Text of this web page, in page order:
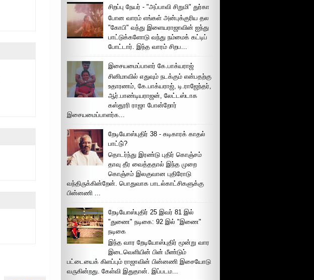
சிறப்பு நேயர் - "அப்பாவி சிறுமி" துர்கா
போன வாரம் எங்கள் அன்புக்குரிய தல
"கோபி" வந்து இளையராஜாவின் ஐந்து
பாட்டுக்களோடு வந்து நம்மைக் கட்டிப்
போட்டார். இந்த வாரம் சிறப...
இசையமைப்பாளர் கே.பாக்யராஜ்
சினிமாவில் எதுவும் நடக்கும் என்பதற்கு
உதாரணம், கே.பாக்யராஜ், டி.ராஜேந்தர்,
ஆர்.பாண்டியராஜன், லேட்டஸ்டாக
கஸ்தூரி ராஜா போன்றோர்
இசையமைப்பாளர்க...
றேடியோஸ்புதிர் 38 - கடிகாரக் காதல்
பாட்டு்?
தொடர்ந்து இரண்டு புதிர் கொஞ்சம்
தாவு தீர வைத்ததால் இந்த முறை
கொஞ்சம் இலகுவான புதிரோடு
வந்திருக்கின்றேன். பொதுவாக பாடல்காட்சிகளுக்கு
பின்னணி ...
றேடியோஸ்புதிர் 25 இவர் 81 இல்
"துணை" நடிகை: 92 இல் "இணை"
நடிகை
இந்த வார றேடியோஸ்புதிர் மூன்று வார
இடைவெளியின் பின் மீண்டும்
பட்டையைக் கிளப்பும் ராஜாவின் பின்னணி இசையோடு
வருகின்றது. கேள்வி இதுதான். இப்படம...